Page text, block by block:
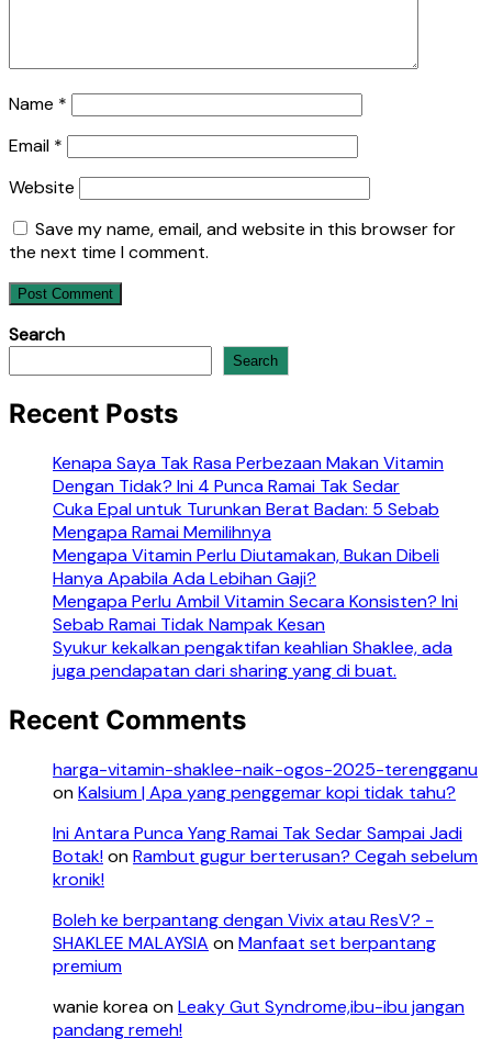
Name *
Email *
Website
Save my name, email, and website in this browser for
the next time I comment.
Search
Search
Recent Posts
Kenapa Saya Tak Rasa Perbezaan Makan Vitamin
Dengan Tidak? Ini 4 Punca Ramai Tak Sedar
Cuka Epal untuk Turunkan Berat Badan: 5 Sebab
Mengapa Ramai Memilihnya
Mengapa Vitamin Perlu Diutamakan, Bukan Dibeli
Hanya Apabila Ada Lebihan Gaji?
Mengapa Perlu Ambil Vitamin Secara Konsisten? Ini
Sebab Ramai Tidak Nampak Kesan
Syukur kekalkan pengaktifan keahlian Shaklee, ada
juga pendapatan dari sharing yang di buat.
Recent Comments
harga-vitamin-shaklee-naik-ogos-2025-terengganu
onKalsium | Apa yang penggemar kopi tidak tahu?
Ini Antara Punca Yang Ramai Tak Sedar Sampai Jadi
Botak!onRambut gugur berterusan? Cegah sebelum
kronik!
Boleh ke berpantang dengan Vivix atau ResV? -
SHAKLEE MALAYSIA onManfaat set berpantang
premium
wanie koreaonLeaky Gut Syndrome,ibu-ibu jangan
pandang remeh!